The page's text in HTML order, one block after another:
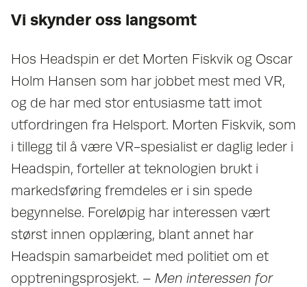
Vi skynder oss langsomt
Hos Headspin er det Morten Fiskvik og Oscar
Holm Hansen som har jobbet mest med VR,
og de har med stor entusiasme tatt imot
utfordringen fra Helsport. Morten Fiskvik, som
i tillegg til å være VR-spesialist er daglig leder i
Headspin, forteller at teknologien brukt i
markedsføring fremdeles er i sin spede
begynnelse. Foreløpig har interessen vært
størst innen opplæring, blant annet har
Headspin samarbeidet med politiet om et
opptreningsprosjekt. – Men interessen for